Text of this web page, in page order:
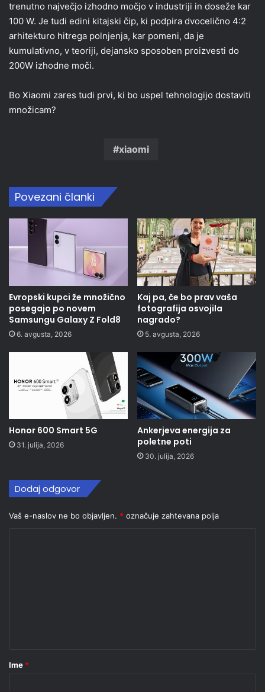
trenutno največjo izhodno močjo v industriji in doseže kar
100 W. Je tudi edini kitajski čip, ki podpira dvocelično 4:2
arhitekturo hitrega polnjenja, kar pomeni, da je
kumulativno, v teoriji, dejansko sposoben proizvesti do
200W izhodne moči.
Bo Xiaomi zares tudi prvi, ki bo uspel tehnologijo dostaviti
množicam?
xiaomi
Povezani članki
Evropski kupci že množično
posegajo po novem
Samsungu Galaxy Z Fold8
6. avgusta, 2026
Kaj pa, če bo prav vaša
fotografija osvojila
nagrado?
5. avgusta, 2026
Honor 600 Smart 5G
31. julija, 2026
Ankerjeva energija za
poletne poti
30. julija, 2026
Dodaj odgovor
Vaš e-naslov ne bo objavljen. * označuje zahtevana polja
rIme *